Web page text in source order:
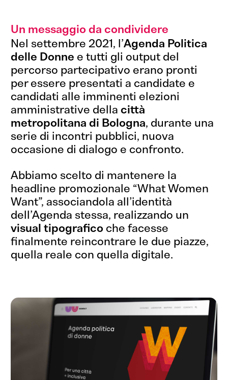
Un messaggio da condividere
Nel settembre 2021, l’Agenda Politica
delle Donne e tutti gli output del
percorso partecipativo erano pronti
per essere presentati a candidate e
candidati alle imminenti elezioni
amministrative dellacittà
metropolitana di Bologna, durante una
serie di incontri pubblici, nuova
occasione di dialogo e confronto.
Abbiamo scelto di mantenere la
headline promozionale “What Women
Want”, associandola all’identità
dell’Agenda stessa, realizzando un
visual tipografico che facesse
finalmente reincontrare le due piazze,
quella reale con quella digitale.